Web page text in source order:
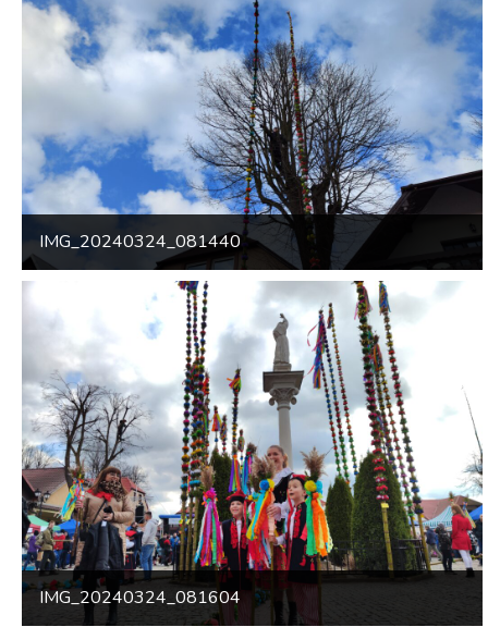
IMG_20240324_081440
IMG_20240324_081604